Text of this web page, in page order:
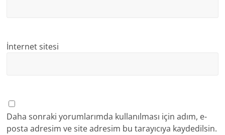
İnternet sitesi
Daha sonraki yorumlarımda kullanılması için adım, e-
posta adresim ve site adresim bu tarayıcıya kaydedilsin.